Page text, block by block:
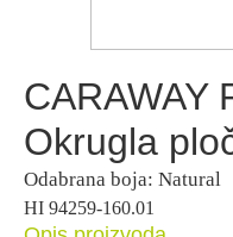
CARAWAY
Okrugla
Odabrana boja: Natural
HI 94259-160.01